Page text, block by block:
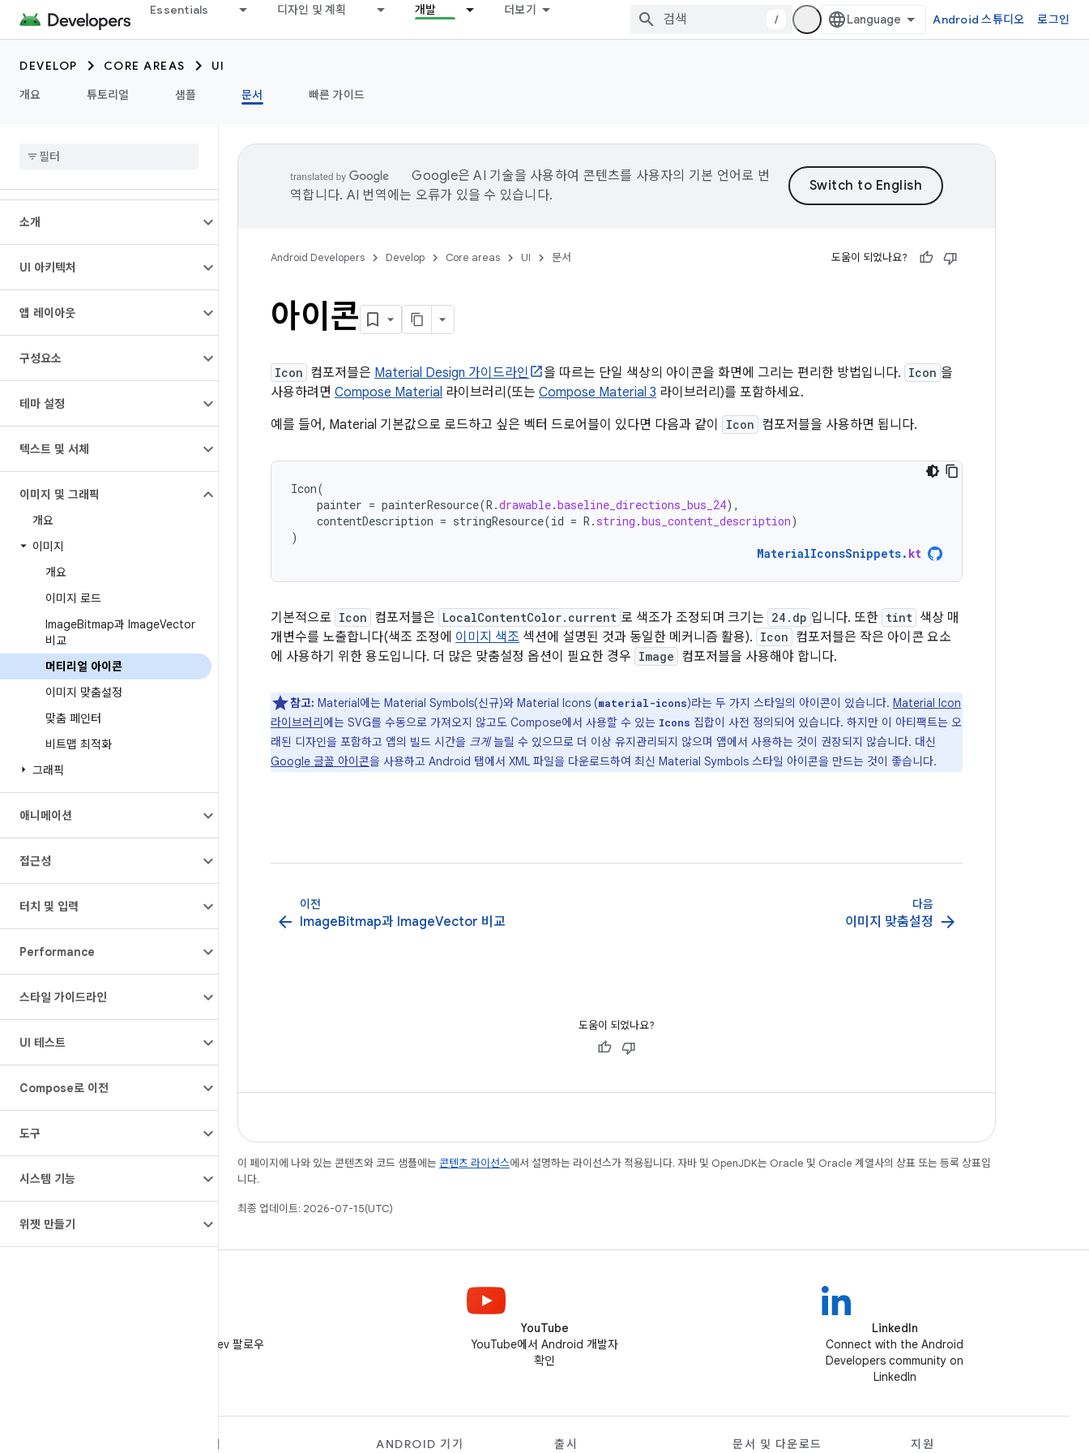
Essentials 디자인 및 계획 개발 더보기
/ Android 스튜디오 로그인
DEVELOP CORE AREAS
UI
개요
튜토리얼 샘플 문서 빠른 가이드
소개
UI 아키텍처
앱 레이아웃
구성요소
테마 설정
텍스트 및 서체
이미지 및 그래픽
개요
이미지
개요
이미지 로드
ImageBitmap과 ImageVector
비교
머티리얼 아이콘
이미지 맞춤설정
맞춤 페인터
비트맵 최적화
그래픽
애니메이션
접근성
터치 및 입력
Performance
스타일 가이드라인
UI 테스트
Compose로 이전
도구
시스템 기능
위젯 만들기
Google은 AI 기술을 사용하여 콘텐츠를 사용자의 기본 언어로 번
역합니다. AI 번역에는 오류가 있을 수 있습니다.
Android Developers Develop Core areas UI 문서 도움이 되었나요?
아이콘
Icon 컴포저블은 Material Design 가이드라인 을 따르는 단일 색상의 아이콘을 화면에 그리는 편리한 방법입니다. Icon 을
사용하려면 Compose Material 라이브러리(또는 Compose Material 3 라이브러리)를 포함하세요.
예를 들어, Material 기본값으로 로드하고 싶은 벡터 드로어블이 있다면 다음과 같이
Icon 컴포저블을 사용하면 됩니다.
Icon(
painter = painterResource(R .drawable.baseline_directions_bus_24),
contentDescription = stringResource(id = R . string .bus_content_description)
)
MaterialIconsSnippets. kt
기본적으로 Icon 컴포저블은 LocalContentColor.current 로 색조가 조정되며 크기는 24.dp 입니다. 또한 tint 색상 매
개변수를 노출합니다(색조 조정에 이미지 색조 섹션에 설명된 것과 동일한 메커니즘 활용). Icon 컴포저블은 작은 아이콘 요소
에 사용하기 위한 용도입니다. 더 많은 맞춤설정 옵션이 필요한 경우 Image 컴포저블을 사용해야 합니다.
참고: Material에는 Material Symbols(신규)와 Material Icons (material-icons)라는 두 가지 스타일의 아이콘이 있습니다. Material Icon
라이브러리에는 SVG를 수동으로 가져오지 않고도 Compose에서 사용할 수 있는 Icons 집합이 사전 정의되어 있습니다. 하지만 이 아티팩트는 오
래된 디자인을 포함하고 앱의 빌드 시간을 크게늘릴 수 있으므로 더 이상 유지관리되지 않으며 앱에서 사용하는 것이 권장되지 않습니다. 대신
Google 글꼴 아이콘을 사용하고 Android 탭에서 XML 파일을 다운로드하여 최신 Material Symbols 스타일 아이콘을 만드는 것이 좋습니다.
이전
arrow_back ImageBitmap과 ImageVector 비교
다음
이미지 맞춤설정 arrow_forward
도움이 되었나요?
이 페이지에 나와 있는 콘텐츠와 코드 샘플에는 콘텐츠 라이선스에서 설명하는 라이선스가 적용됩니다. 자바 및 OpenJDK는 Oracle 및 Oracle 계열사의 상표 또는 등록 상표입
니다.
최종 업데이트: 2026-07-15(UTC)
X에서 @AndroidDev 팔로우
YouTube
YouTube에서 Android 개발자
확인
LinkedIn
Connect with the Android
Developers community on
LinkedIn
탐색 ANDROID 기기 출시 문서 및 다운로드 지원